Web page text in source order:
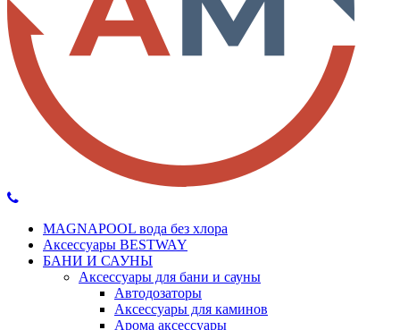
MAGNAPOOL вода без хлора
Аксессуары BESTWAY
БАНИ И САУНЫ
Аксессуары для бани и сауны
Автодозаторы
Аксессуары для каминов
Арома аксессуары